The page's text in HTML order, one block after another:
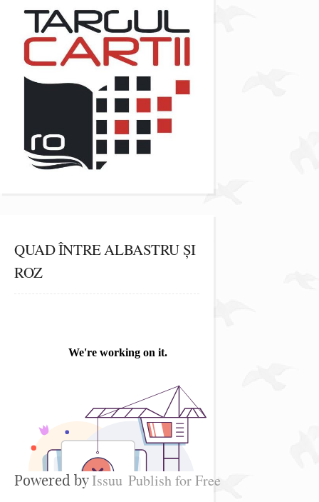
QUAD ÎNTRE ALBASTRU ȘI
ROZ
Powered byIssuu Publish for Free